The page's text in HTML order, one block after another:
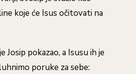
koje će Isus očitovati na
Josip pokazao, a Isusu ih je
poruke za sebe: